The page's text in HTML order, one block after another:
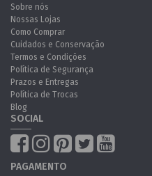
Sobre nós
Nossas Lojas
Como Comprar
Cuidados e Conservação
Termos e Condições
Política de Segurança
Prazos e Entregas
Política de Trocas
Blog
SOCIAL
PAGAMENTO